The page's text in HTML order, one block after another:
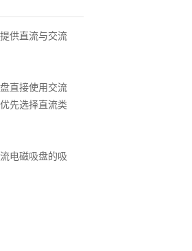
供直流与交流
直接使用交流
先选择直流类
电磁吸盘的吸